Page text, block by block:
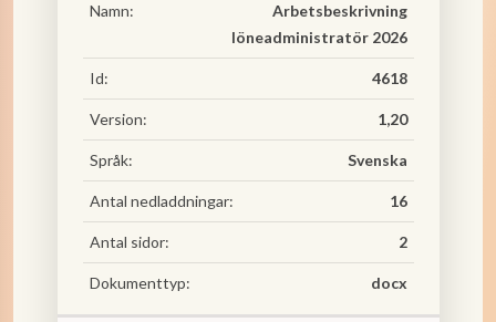
Namn:
Arbetsbeskrivning
löneadministratör 2026
Id: 4618
Version: 1,20
Språk: Svenska
Antal nedladdningar: 16
Antal sidor: 2
Dokumenttyp: docx